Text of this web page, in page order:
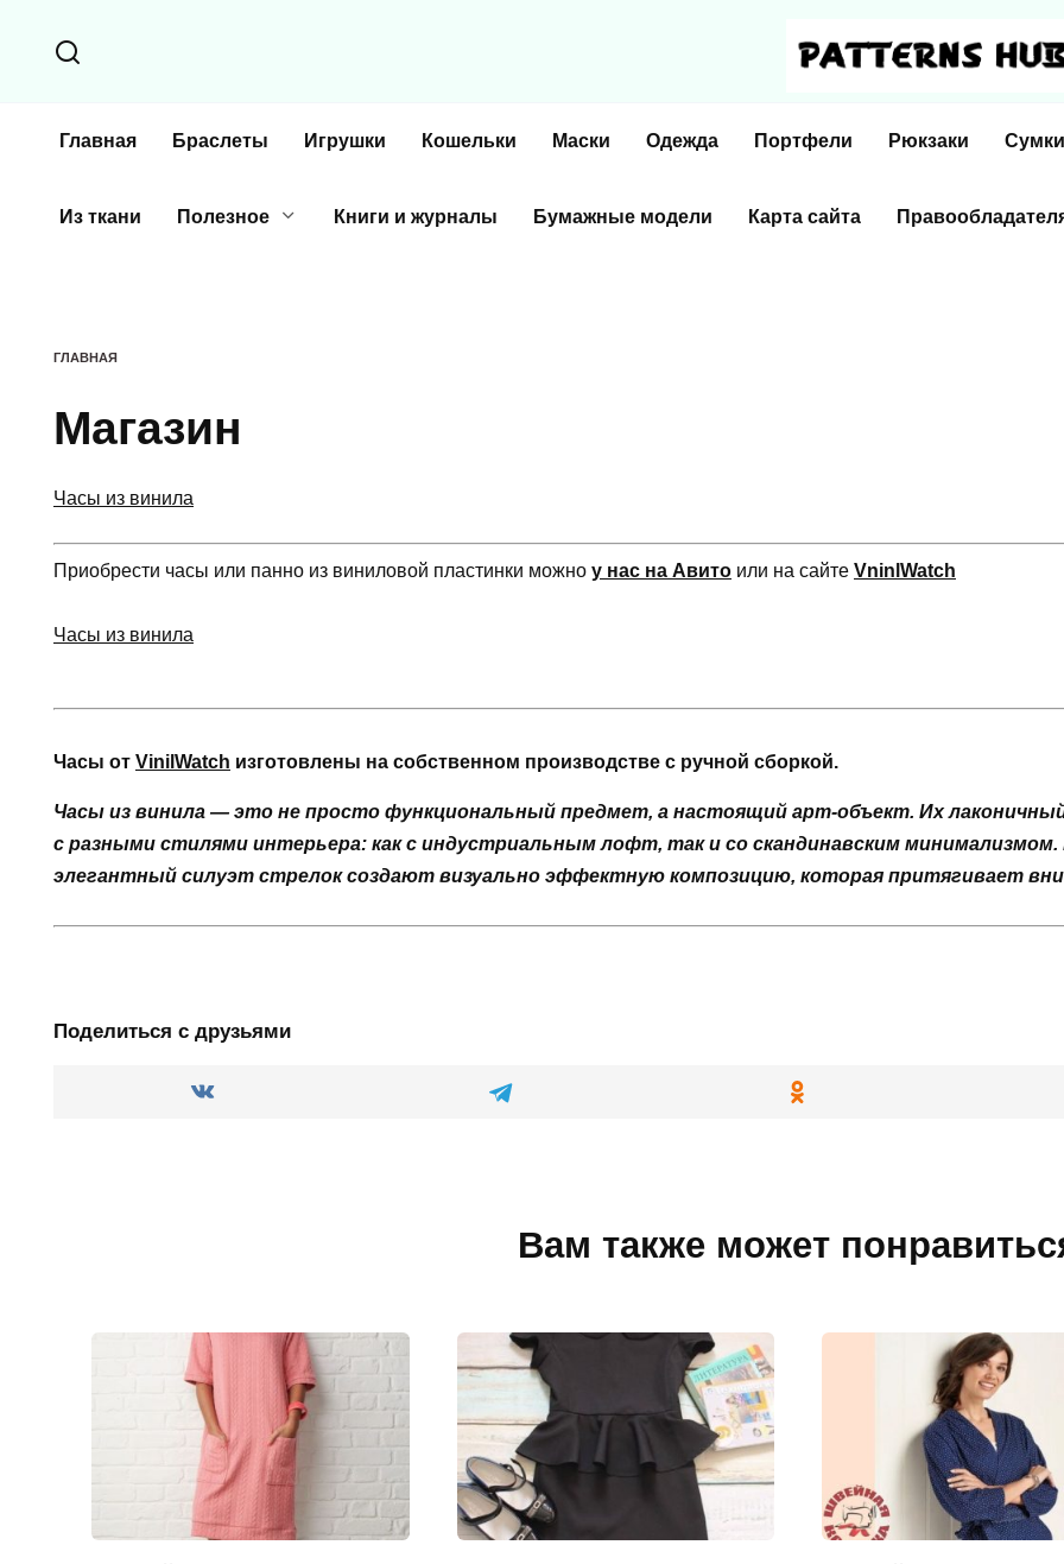
содержанию
Главная Браслеты Игрушки Кошельки Маски Одежда Портфели Рюкзаки Сумки
Из ткани Полезное Книги и журналы Бумажные модели Карта сайта
ГЛАВНАЯ
Магазин
Часы из винила
Приобрести часы или панно из виниловой пластинки можно у нас на Авито или на сайте VninlWatch
Часы из винила
Часы от VinilWatch изготовлены на собственном производстве с ручной сборкой.
Часы из винила — это не просто функциональный предмет, а настоящий арт-объект. Их
с разными стилями интерьера: как с индустриальным лофт, так и со скандинавским
элегантный силуэт стрелок создают визуально эффектную композицию, которая притягивает
Поделиться с друзьями
Вам также может